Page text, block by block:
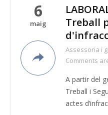
6
maig
Treball
Assessoria i
Comments
A partir del
Treball i
actes